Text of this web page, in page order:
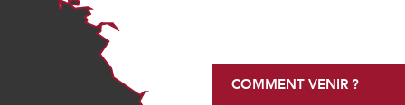
COMMENT VENIR ?